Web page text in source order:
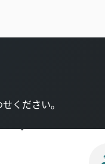
ください。